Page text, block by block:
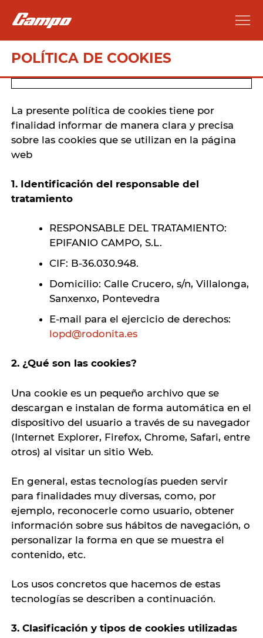
POLÍTICA DE COOKIES
La presente política de cookies tiene por
finalidad informar de manera clara y precisa
sobre las cookies que se utilizan en la página
web
1. Identificación del responsable del
tratamiento
RESPONSABLE DEL TRATAMIENTO:
EPIFANIO CAMPO, S.L.
CIF: B-36.030.948.
Domicilio: Calle Crucero, s/n, Villalonga,
Sanxenxo, Pontevedra
E-mail para el ejercicio de derechos:
lopd@rodonita.es
2. ¿Qué son las cookies?
Una cookie es un pequeño archivo que se
descargan e instalan de forma automática en el
dispositivo del usuario a través de su navegador
(Internet Explorer, Firefox, Chrome, Safari, entre
otros) al visitar un sitio Web.
En general, estas tecnologías pueden servir
para finalidades muy diversas, como, por
ejemplo, reconocerle como usuario, obtener
información sobre sus hábitos de navegación, o
personalizar la forma en que se muestra el
contenido, etc.
Los usos concretos que hacemos de estas
tecnologías se describen a continuación.
3. Clasificación y tipos de cookies utilizadas